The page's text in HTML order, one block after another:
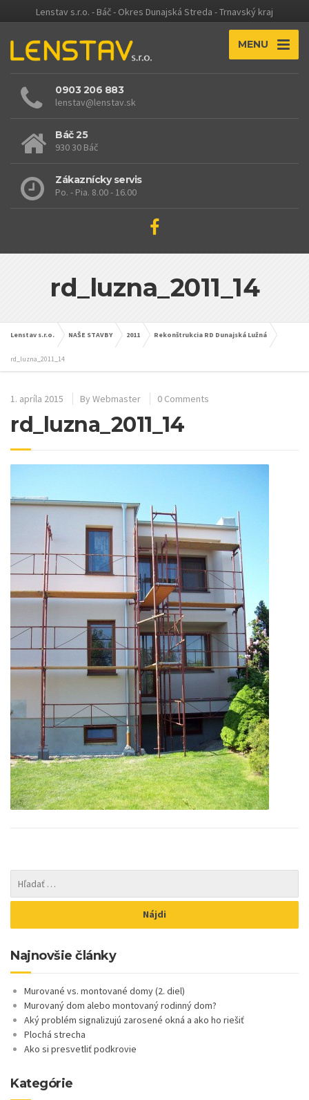
Lenstav s.r.o. - Báč - Okres Dunajská Streda - Trnavský kraj
MENU
0903 206 883
lenstav@lenstav.sk
Báč 25
930 30 Báč
Zákaznícky servis
Po. - Pia. 8.00 - 16.00
rd_luzna_2011_14
Lenstav s.r.o. NAŠE STAVBY 2011 Rekonštrukcia RD Dunajská Lužná
rd_luzna_2011_14
1. apríla 2015 By Webmaster 0 Comments
rd_luzna_2011_14
Najnovšie články
Murované vs. montované domy (2. diel)
Murovaný dom alebo montovaný rodinný dom?
Aký problém signalizujú zarosené okná a ako ho riešiť
Plochá strecha
Ako si presvetliť podkrovie
Kategórie